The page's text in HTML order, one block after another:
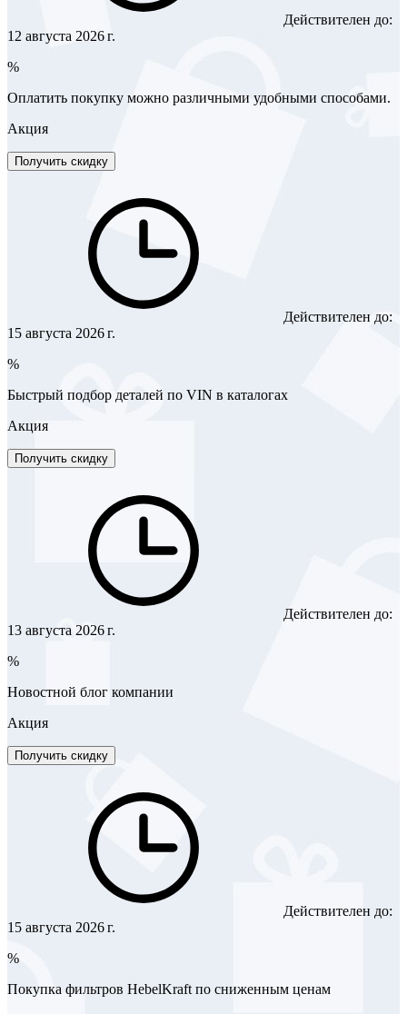
Действителен до:
12 августа 2026 г.
%
Оплатить покупку можно различными удобными способами.
Акция
Получить скидку
Действителен до:
15 августа 2026 г.
%
Быстрый подбор деталей по VIN в каталогах
Акция
Получить скидку
Действителен до:
13 августа 2026 г.
%
Новостной блог компании
Акция
Получить скидку
Действителен до:
15 августа 2026 г.
%
Покупка фильтров HebelKraft по сниженным ценам